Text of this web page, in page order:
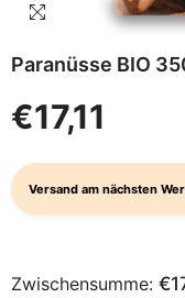
Paranüsse BIO
€17,11
Versand am nächsten
Zwischensumme: